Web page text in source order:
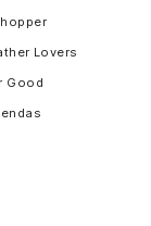
Lovers
Good